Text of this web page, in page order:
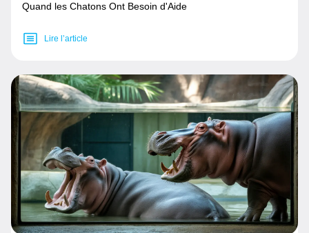
Quand les Chatons Ont Besoin d'Aide
Lire l’article